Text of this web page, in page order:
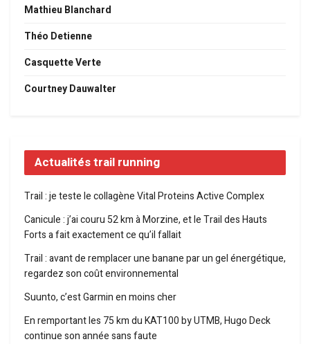
Mathieu Blanchard
Théo Detienne
Casquette Verte
Courtney Dauwalter
Actualités trail running
Trail : je teste le collagène Vital Proteins Active Complex
Canicule : j’ai couru 52 km à Morzine, et le Trail des Hauts
Forts a fait exactement ce qu’il fallait
Trail : avant de remplacer une banane par un gel énergétique,
regardez son coût environnemental
Suunto, c’est Garmin en moins cher
En remportant les 75 km du KAT100 by UTMB, Hugo Deck
continue son année sans faute